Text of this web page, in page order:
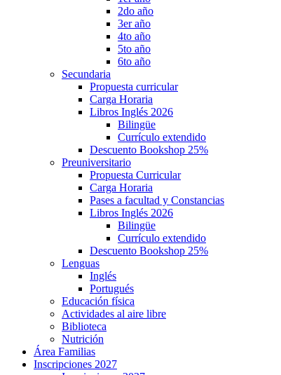
2do año
3er año
4to año
5to año
6to año
Secundaria
Propuesta curricular
Carga Horaria
Libros Inglés 2026
Bilingüe
Currículo extendido
Descuento Bookshop 25%
Preuniversitario
Propuesta Curricular
Carga Horaria
Pases a facultad y Constancias
Libros Inglés 2026
Bilingüe
Currículo extendido
Descuento Bookshop 25%
Lenguas
Inglés
Portugués
Educación física
Actividades al aire libre
Biblioteca
Nutrición
Área Familias
Inscripciones 2027